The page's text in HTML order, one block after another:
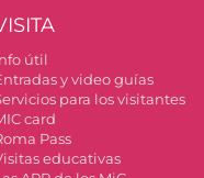
útil
y video guías
para los visitantes
card
Pass
educativas